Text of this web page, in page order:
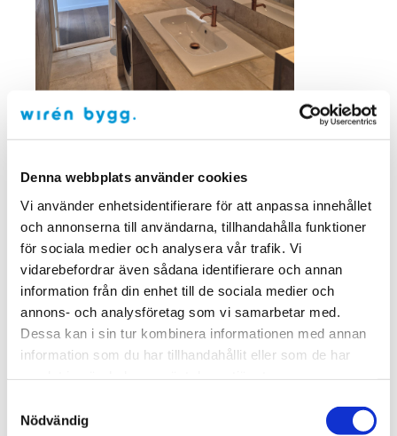
Denna webbplats använder cookies
Vi använder enhetsidentifierare för att anpassa innehållet
och annonserna till användarna, tillhandahålla funktioner
för sociala medier och analysera vår trafik. Vi
vidarebefordrar även sådana identifierare och annan
information från din enhet till de sociala medier och
annons- och analysföretag som vi samarbetar med.
Dessa kan i sin tur kombinera informationen med annan
information som du har tillhandahållit eller som de har
Nödvändig
Referensjobb: Svanegränd
(totalrenovering)
Läs mer